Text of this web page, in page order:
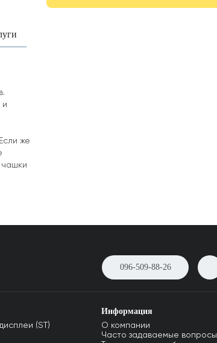
и
же
чашки
096-509-88-26
(ST)
Информация
О компании
Часто задаваемые вопросы